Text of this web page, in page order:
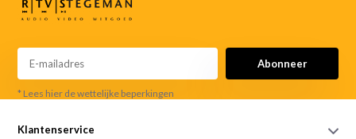
Abonneer
* Lees hier de wettelijke beperkingen
Klantenservice